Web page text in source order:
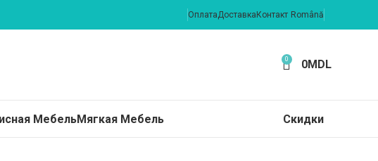
ОплатаДоставка Контакт Română
0 0MDL
МебельМягкая Мебель Скидки